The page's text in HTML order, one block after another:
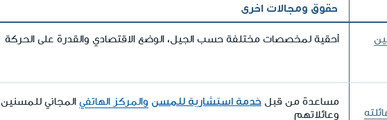
حقوق ومجالات اخرى
أحقية لمخصصات مختلفة حسب الجيل، الوضع الاقتصادي والقدرة على الحركة
مساعدة من قبل خدمة استشارية للمسن والمركز الهاتفي المجاني للمسنين
وعائلاتهم